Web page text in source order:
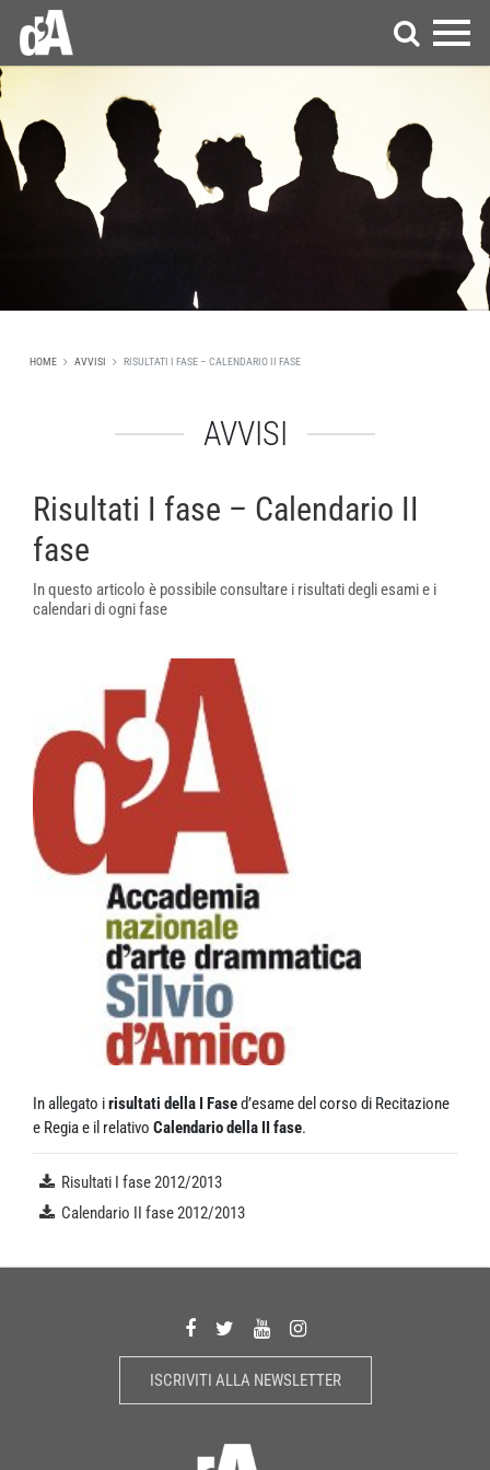
HOME AVVISI RISULTATI I FASE – CALENDARIO II FASE
AVVISI
Risultati I fase – Calendario II
fase
In questo articolo è possibile consultare i risultati degli esami e i
calendari di ogni fase
In allegato irisultati della I Fased’esame del corso di Recitazione
e Regia e il relativo Calendario della II fase.
Risultati I fase 2012/2013
Calendario II fase 2012/2013
ISCRIVITI ALLA NEWSLETTER